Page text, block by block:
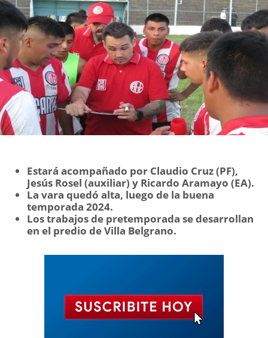
Estará acompañado por Claudio Cruz (PF),
Jesús Rosel (auxiliar) y Ricardo Aramayo (EA).
La vara quedó alta, luego de la buena
temporada 2024.
Los trabajos de pretemporada se desarrollan
en el predio de Villa Belgrano.